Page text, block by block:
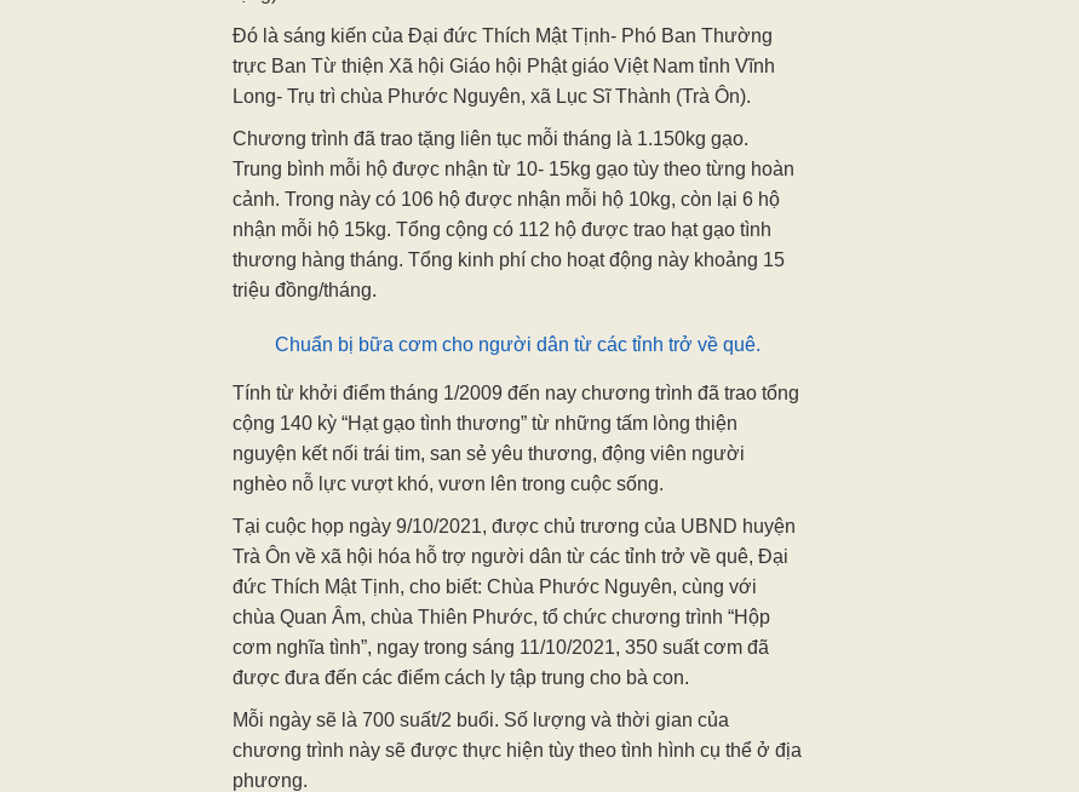
Đó là sáng kiến của Đại đức Thích Mật Tịnh- Phó Ban Thường
trực Ban Từ thiện Xã hội Giáo hội Phật giáo Việt Nam tỉnh Vĩnh
Long- Trụ trì chùa Phước Nguyên, xã Lục Sĩ Thành (Trà Ôn).
Chương trình đã trao tặng liên tục mỗi tháng là 1.150kg gạo.
Trung bình mỗi hộ được nhận từ 10- 15kg gạo tùy theo từng hoàn
cảnh. Trong này có 106 hộ được nhận mỗi hộ 10kg, còn lại 6 hộ
nhận mỗi hộ 15kg. Tổng cộng có 112 hộ được trao hạt gạo tình
thương hàng tháng. Tổng kinh phí cho hoạt động này khoảng 15
triệu đồng/tháng.
Chuẩn bị bữa cơm cho người dân từ các tỉnh trở về quê.
Tính từ khởi điểm tháng 1/2009 đến nay chương trình đã trao tổng
cộng 140 kỳ “Hạt gạo tình thương” từ những tấm lòng thiện
nguyện kết nối trái tim, san sẻ yêu thương, động viên người
nghèo nỗ lực vượt khó, vươn lên trong cuộc sống.
Tại cuộc họp ngày 9/10/2021, được chủ trương của UBND huyện
Trà Ôn về xã hội hóa hỗ trợ người dân từ các tỉnh trở về quê, Đại
đức Thích Mật Tịnh, cho biết: Chùa Phước Nguyên, cùng với
chùa Quan Âm, chùa Thiên Phước, tổ chức chương trình “Hộp
cơm nghĩa tình”, ngay trong sáng 11/10/2021, 350 suất cơm đã
được đưa đến các điểm cách ly tập trung cho bà con.
Mỗi ngày sẽ là 700 suất/2 buổi. Số lượng và thời gian của
chương trình này sẽ được thực hiện tùy theo tình hình cụ thể ở địa
phương.